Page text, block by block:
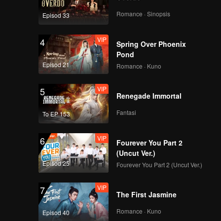
Episod 33 Romance · Sinopsis
4
Episod 21
VIP
Spring Over Phoenix
Pond
Romance · Kuno
5
To EP 153
VIP
Renegade Immortal
Fantasi
6
Episod 25
VIP
Fourever You Part 2
(Uncut Ver.)
Fourever You Part 2 (Uncut Ver.)
7
Episod 40
VIP
The First Jasmine
Romance · Kuno